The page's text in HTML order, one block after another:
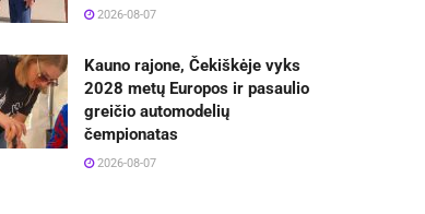
2026-08-07
Kauno rajone, Čekiškėje vyks
2028 metų Europos ir pasaulio
greičio automodelių
čempionatas
2026-08-07